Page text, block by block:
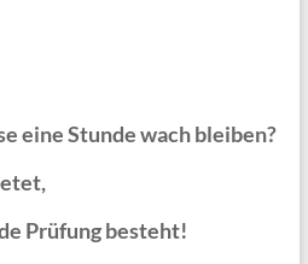
eine Stunde wach bleiben?
Prüfung besteht!